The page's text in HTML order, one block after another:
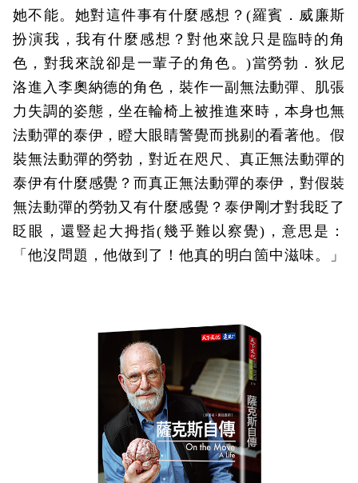
她不能。她對這件事有什麼感想？(羅賓．威廉斯
扮演我，我有什麼感想？對他來說只是臨時的角
色，對我來說卻是一輩子的角色。)當勞勃．狄尼
洛進入李奧納德的角色，裝作一副無法動彈、肌張
力失調的姿態，坐在輪椅上被推進來時，本身也無
法動彈的泰伊，瞪大眼睛警覺而挑剔的看著他。假
裝無法動彈的勞勃，對近在咫尺、真正無法動彈的
泰伊有什麼感覺？而真正無法動彈的泰伊，對假裝
無法動彈的勞勃又有什麼感覺？泰伊剛才對我眨了
眨眼，還豎起大拇指(幾乎難以察覺)，意思是：
「他沒問題，他做到了！他真的明白箇中滋味。」